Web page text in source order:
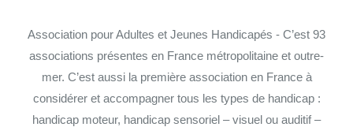
Association pour Adultes et Jeunes Handicapés - C’est 93
associations présentes en France métropolitaine et outre-
mer. C’est aussi la première association en France à
considérer et accompagner tous les types de handicap :
handicap moteur, handicap sensoriel – visuel ou auditif –